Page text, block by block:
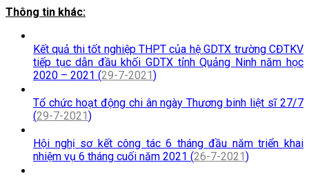
Thông tin khác:
Kết quả thi tốt nghiệp THPT của hệ GDTX trường CĐTKV
tiếp tục dẫn đầu khối GDTX tỉnh Quảng Ninh năm học
2020 – 2021 (29-7-2021)
Tổ chức hoạt động chi ân ngày Thương binh liệt sĩ 27/7
(29-7-2021)
Hội nghị sơ kết công tác 6 tháng đầu năm triển khai
nhiệm vụ 6 tháng cuối năm 2021 (26-7-2021)